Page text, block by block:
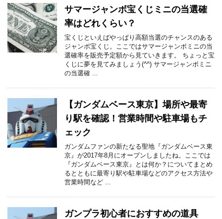
サマージャンボ宝くじミニの当選確
率はどれくらい？
宝くじといえばやっぱり高額当選のチャンスのある
ジャンボ宝くじ。ここではサマージャンボミニの当
選確率を販売予定額から見ていきます。 ちょっと宝
くじに夢を見てみましょう(^^) サマージャンボミニ
の当選確 ...
【ガンダムベース東京】場所や最寄
り駅を確認！営業時間や駐車場もチ
ェック
ガンダムファンの新たなる聖地『ガンダムベース東
京』が2017年8月にオープンしましたね。ここでは
『ガンダムベース東京』とは何か？についてまとめ
るとともに最寄り駅や駐車場などのアクセス方法や
営業時間など ...
ガンプラ初心者におすすめの道具